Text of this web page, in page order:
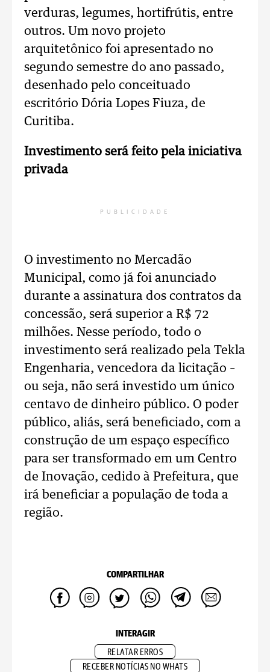
verduras, legumes, hortifrútis, entre
outros. Um novo projeto
arquitetônico foi apresentado no
segundo semestre do ano passado,
desenhado pelo conceituado
escritório Dória Lopes Fiuza, de
Curitiba.
Investimento será feito pela iniciativa
privada
PUBLICIDADE
O investimento no Mercadão
Municipal, como já foi anunciado
durante a assinatura dos contratos da
concessão, será superior a R$ 72
milhões. Nesse período, todo o
investimento será realizado pela Tekla
Engenharia, vencedora da licitação –
ou seja, não será investido um único
centavo de dinheiro público. O poder
público, aliás, será beneficiado, com a
construção de um espaço específico
para ser transformado em um Centro
de Inovação, cedido à Prefeitura, que
irá beneficiar a população de toda a
região.
COMPARTILHAR
INTERAGIR
RELATAR ERROS
RECEBER NOTÍCIAS NO WHATS